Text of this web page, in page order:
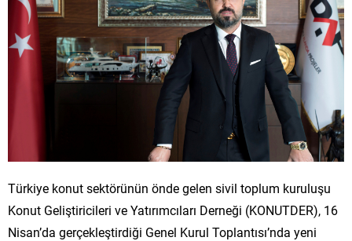
Türkiye konut sektörünün önde gelen sivil toplum kuruluşu
Konut Geliştiricileri ve Yatırımcıları Derneği (KONUTDER), 16
Nisan’da gerçekleştirdiği Genel Kurul Toplantısı’nda yeni